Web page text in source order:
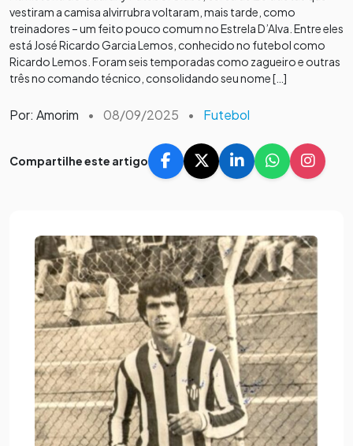
vestiram a camisa alvirrubra voltaram, mais tarde, como
treinadores – um feito pouco comum no Estrela D’Alva. Entre eles
está José Ricardo Garcia Lemos, conhecido no futebol como
Ricardo Lemos. Foram seis temporadas como zagueiro e outras
três no comando técnico, consolidando seu nome […]
Por: Amorim • 08/09/2025 • Futebol
Compartilhe este artigo